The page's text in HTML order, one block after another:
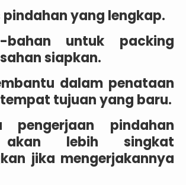
pindahan yang lengkap.
bahan untuk packing
siapkan.
dalam penataan
tujuan yang baru.
pindahan
lebih singkat
jika mengerjakannya